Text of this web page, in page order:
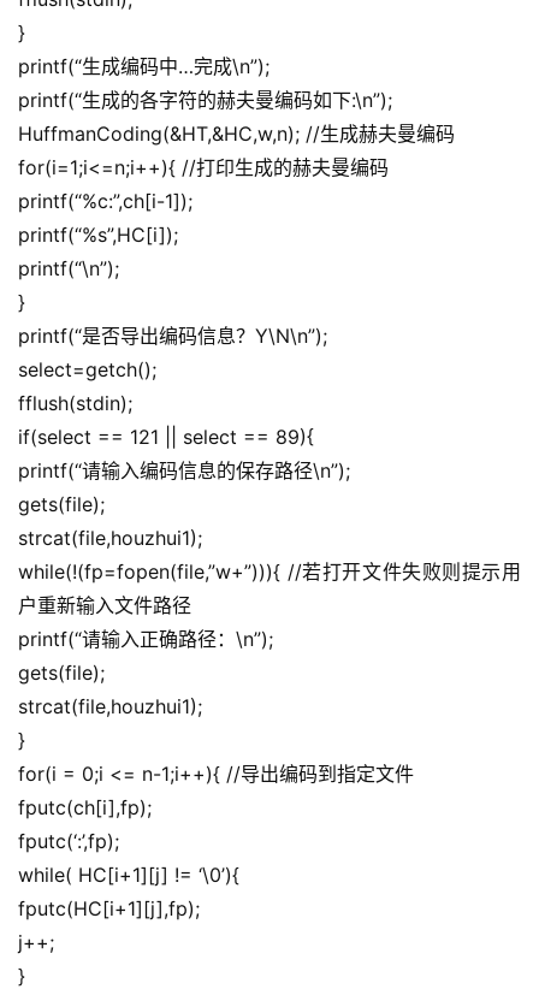
}
printf(“生成编码中…完成\n”);
printf(“生成的各字符的赫夫曼编码如下:\n”);
HuffmanCoding(&HT,&HC,w,n); //生成赫夫曼编码
for(i=1;i<=n;i++){ //打印生成的赫夫曼编码
printf(“%c:”,ch[i-1]);
printf(“%s”,HC[i]);
printf(“\n”);
}
printf(“是否导出编码信息？Y\N\n”);
select=getch();
fflush(stdin);
if(select == 121 || select == 89){
printf(“请输入编码信息的保存路径\n”);
gets(file);
strcat(file,houzhui1);
while(!(fp=fopen(file,”w+”))){ //若打开文件失败则提示用
户重新输入文件路径
printf(“请输入正确路径：\n”);
gets(file);
strcat(file,houzhui1);
}
for(i = 0;i <= n-1;i++){ //导出编码到指定文件
fputc(ch[i],fp);
fputc(‘:’,fp);
while( HC[i+1][j] != ‘\0’){
fputc(HC[i+1][j],fp);
j++;
}